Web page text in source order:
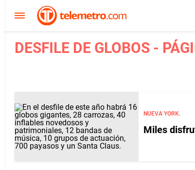
DESFILE DE GLOBOS -
NUEVA YORK.
Miles